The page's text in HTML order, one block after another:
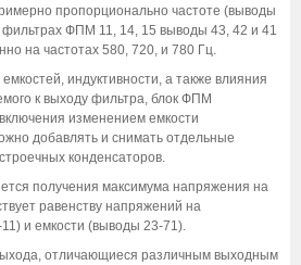
пропорционально частоте (выводы
фильтрах ФПМ 11, 14, 15 выводы 43, 42 и 41
на частотах 580, 720, и 780 Гц.
индуктивности, а также влияния
к выходу фильтра, блок ФПМ
изменением емкости
добавлять и снимать отдельные
конденсаторов.
получения максимума напряжения на
равенству напряжений на
и емкости (выводы 23-71).
отличающиеся различным выходным